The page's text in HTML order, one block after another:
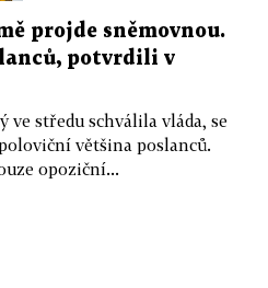
projde sněmovnou.
potvrdili v
středu schválila vláda, se
většina poslanců.
opoziční...